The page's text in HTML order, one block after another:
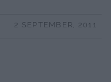
2 SEPTEMBER, 2011